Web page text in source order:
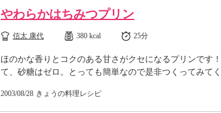
やわらかはちみつプリン
信太 康代 380 kcal 25分
ほのかな香りとコクのある甘さがクセになるプリンです
て、砂糖はゼロ。とっても簡単なので是非つくってみてく
2003/08/28 きょうの料理レシピ